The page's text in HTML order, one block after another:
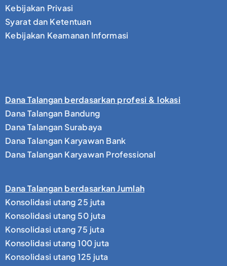
Kebijakan Privasi
Syarat dan Ketentuan
Kebijakan Keamanan Informasi
Dana Talangan berdasarkan profesi & lokasi
Dana Talangan Bandung
Dana Talangan Surabaya
Dana Talangan Karyawan Bank
Dana Talangan Karyawan Professional
Dana Talangan berdasarkan Jumlah
Konsolidasi utang 25 juta
Konsolidasi utang 50 juta
Konsolidasi utang 75 juta
Konsolidasi utang 100 juta
Konsolidasi utang 125 juta